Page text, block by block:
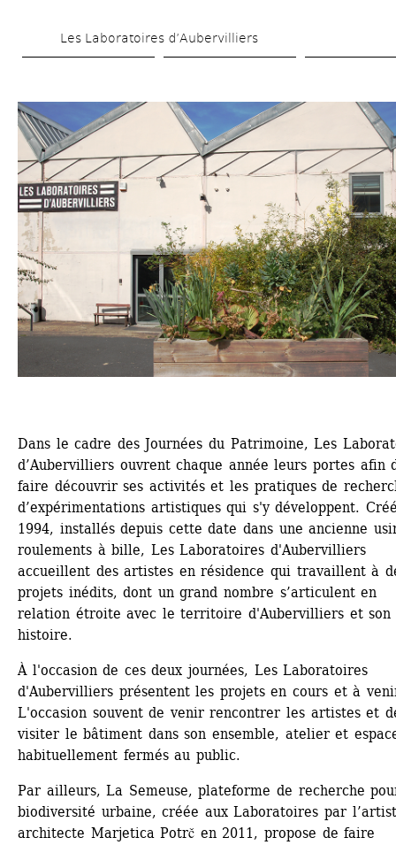
au
principal
Les Laboratoires d’Aubervilliers
Dans le cadre des Journées du Patrimoine, Les
d’Aubervilliers ouvrent chaque année leurs portes afin
faire découvrir ses activités et les pratiques de
d’expérimentations artistiques qui s'y développent.
1994, installés depuis cette date dans une ancienne
roulements à bille, Les Laboratoires d'Aubervilliers
accueillent des artistes en résidence qui travaillent à
projets inédits, dont un grand nombre s’articulent en
relation étroite avec le territoire d'Aubervilliers et son
histoire.
À l'occasion de ces deux journées, Les Laboratoires
d'Aubervilliers présentent les projets en cours et à
L'occasion souvent de venir rencontrer les artistes et
visiter le bâtiment dans son ensemble, atelier et
habituellement fermés au public.
Par ailleurs, La Semeuse, plateforme de recherche
biodiversité urbaine, créée aux Laboratoires par
architecte Marjetica Potrč en 2011, propose de faire